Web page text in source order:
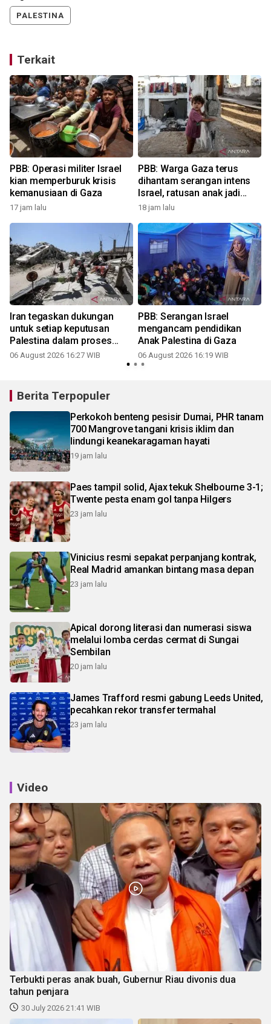
PALESTINA
Terkait
PBB: Operasi militer Israel
kian memperburuk krisis
kemanusiaan di Gaza
17 jam lalu
PBB: Warga Gaza terus
dihantam serangan intens
Israel, ratusan anak jadi
korban
18 jam lalu
Iran tegaskan dukungan
untuk setiap keputusan
Palestina dalam proses
negosiasi Gaza
06 August 2026 16:27 WIB
PBB: Serangan Israel
mengancam pendidikan
Anak Palestina di Gaza
06 August 2026 16:19 WIB
Berita Terpopuler
Perkokoh benteng pesisir Dumai, PHR tanam
700 Mangrove tangani krisis iklim dan
lindungi keanekaragaman hayati
19 jam lalu
Paes tampil solid, Ajax tekuk Shelbourne 3-1;
Twente pesta enam gol tanpa Hilgers
23 jam lalu
Vinicius resmi sepakat perpanjang kontrak,
Real Madrid amankan bintang masa depan
23 jam lalu
Apical dorong literasi dan numerasi siswa
melalui lomba cerdas cermat di Sungai
Sembilan
20 jam lalu
James Trafford resmi gabung Leeds United,
pecahkan rekor transfer termahal
23 jam lalu
Video
Terbukti peras anak buah, Gubernur Riau divonis dua
tahun penjara
30 July 2026 21:41 WIB